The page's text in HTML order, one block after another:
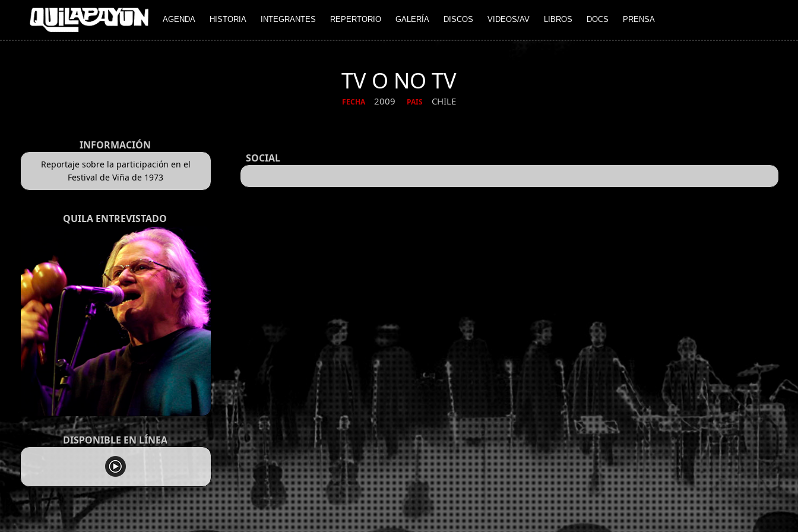
AGENDA HISTORIA INTEGRANTES REPERTORIO GALERÍA DISCOS VIDEOS/AV LIBROS DOCS PRENSA
TV O NO TV
FECHA 2009 PAIS CHILE
INFORMACIÓN
Reportaje sobre la participación en el
Festival de Viña de 1973
QUILA ENTREVISTADO
DISPONIBLE EN LÍNEA
SOCIAL